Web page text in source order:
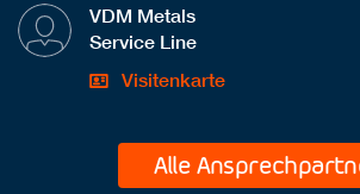
VDM Metals
Service Line
Visitenkarte
Alle